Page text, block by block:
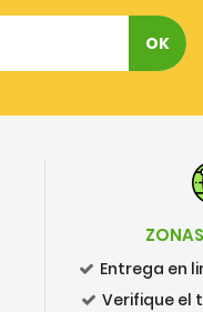
Entrega en
Verifique el